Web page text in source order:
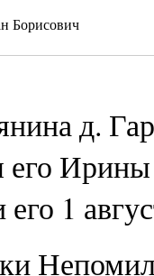
Борисович
д.
его
1